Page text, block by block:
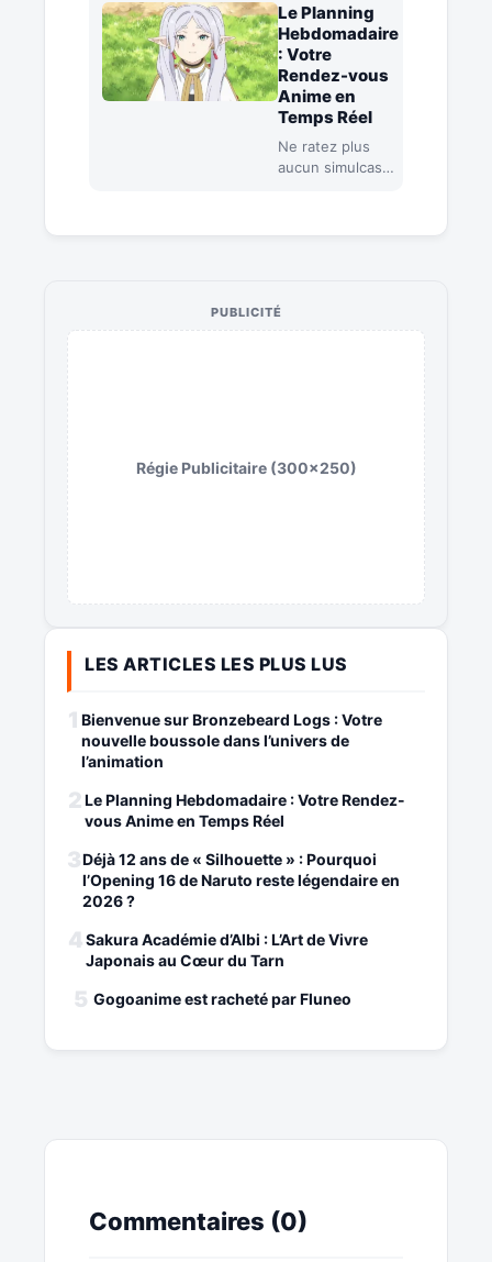
streaming
Gogoanime
passe sous
pavillon
français…
Le Planning
Hebdomadaire
: Votre
Rendez-vous
Anime en
Temps Réel
Ne ratez plus
aucun simulcast.
PUBLICITÉ
Régie Publicitaire (300x250)
LES ARTICLES LES PLUS LUS
1 Bienvenue sur Bronzebeard Logs : Votre
nouvelle boussole dans l’univers de
l’animation
2Le Planning Hebdomadaire : Votre Rendez-
vous Anime en Temps Réel
3Déjà 12 ans de « Silhouette » : Pourquoi
l’Opening 16 de Naruto reste légendaire en
2026 ?
4Sakura Académie d’Albi : L’Art de Vivre
Japonais au Cœur du Tarn
5 Gogoanime est racheté par Fluneo
Commentaires (0)